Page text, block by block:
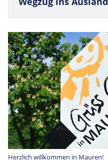
Herzlich willkommen in Mauren!